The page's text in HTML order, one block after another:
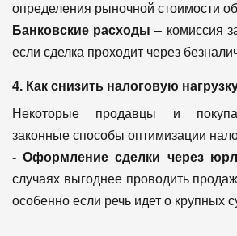
определения рыночной стоимости
Банковские расходы – комиссия
если сделка проходит через
4. Как снизить налоговую
Некоторые продавцы и
законные способы оптимизации
- Оформление сделки через
случаях выгоднее проводить
особенно если речь идет о крупных